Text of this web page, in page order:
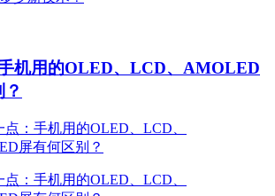
机用的OLED、LCD、AMOLED